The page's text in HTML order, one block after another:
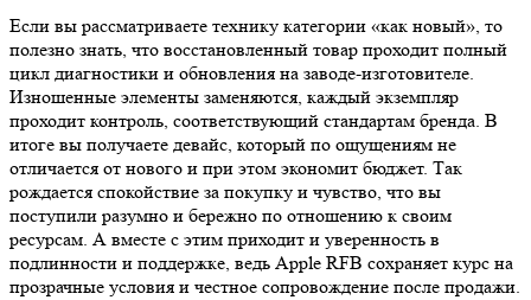
Если вы рассматриваете технику категории «как новый», то
полезно знать, что восстановленный товар проходит полный
цикл диагностики и обновления на заводе-изготовителе.
Изношенные элементы заменяются, каждый экземпляр
проходит контроль, соответствующий стандартам бренда. В
итоге вы получаете девайс, который по ощущениям не
отличается от нового и при этом экономит бюджет. Так
рождается спокойствие за покупку и чувство, что вы
поступили разумно и бережно по отношению к своим
ресурсам. А вместе с этим приходит и уверенность в
подлинности и поддержке, ведь Apple RFB сохраняет курс на
прозрачные условия и честное сопровождение после продажи.